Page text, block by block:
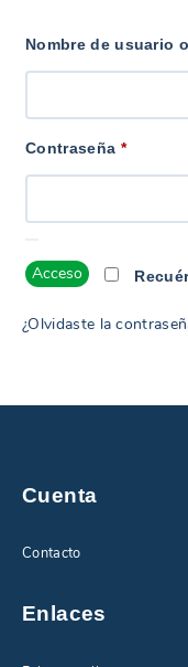
Nombre de usuario
Contraseña *
Acceso
¿Olvidaste la
Cuenta
Contacto
Enlaces